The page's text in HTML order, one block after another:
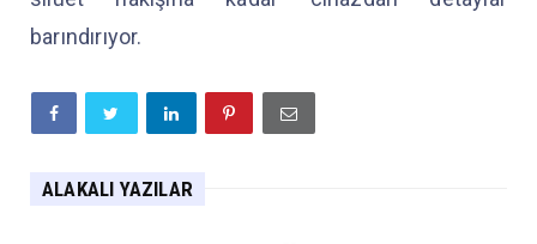
barındırıyor.
ALAKALI YAZILAR